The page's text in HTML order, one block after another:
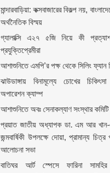
মান্দারবাড়িয়া: কক্সবাজারের বিকল্প নয়,
অর্থনৈতিক বিস্ময়
গ্যালাক্সি এ২৭ ৫জি নিয়ে কী
প্রযুক্তিপ্রেমীরা
আশাশুনিতে এমপি’র পক্ষ থেকে সিলিং ফ্যান
ঝাউডাঙ্গায় বিনামূল্যে চোখের
অপারেশন ক্যাম্প
আশাশুনিতে অবঃ সেনাকল্যাণ সংস্থার
প্রয়াত জাতীয় অধ্যাপক ডা. এম আর
জন্মবার্ষিকী উপলক্ষে দোয়া, প্রামান্য চিত্র
আলোচনা সভা
বাতিঘর আর্ট স্পেসে ফারিনা সামহির